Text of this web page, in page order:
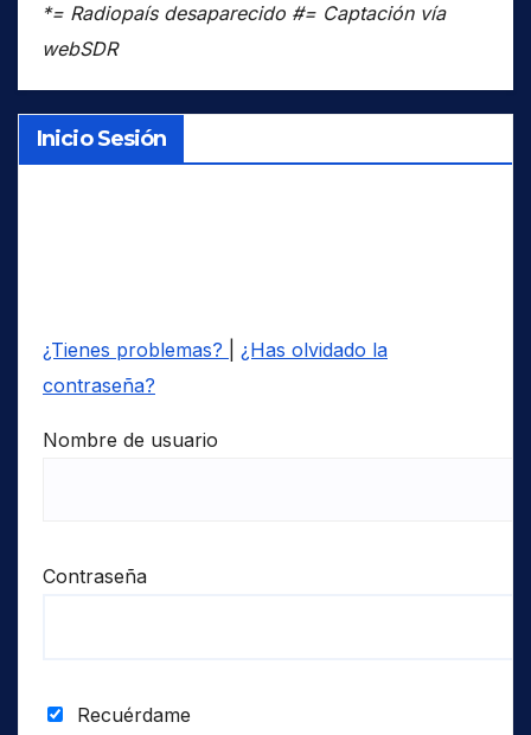
*= Radiopaís desaparecido #= Captación vía
webSDR
Inicio Sesión
¿Tienes problemas?
¿Has olvidado la
contraseña?
Nombre de usuario
Contraseña
Recuérdame